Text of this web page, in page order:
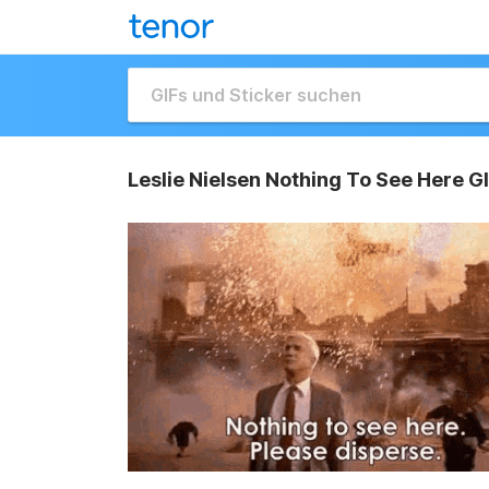
Leslie Nielsen Nothing To See Here